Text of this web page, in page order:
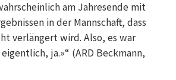
am Jahresende mit
in der Mannschaft, dass
verlängert wird. Also, es war
ja.»“ (ARD Beckmann,